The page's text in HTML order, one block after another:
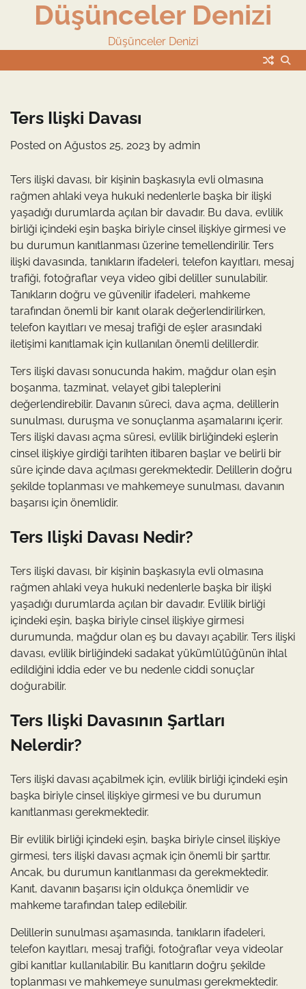
Düşünceler Denizi
Düşünceler Denizi
Ters Ilişki Davası
Posted on Ağustos 25, 2023 by admin
Ters ilişki davası, bir kişinin başkasıyla evli olmasına
rağmen ahlaki veya hukuki nedenlerle başka bir ilişki
yaşadığı durumlarda açılan bir davadır. Bu dava, evlilik
birliği içindeki eşin başka biriyle cinsel ilişkiye girmesi ve
bu durumun kanıtlanması üzerine temellendirilir. Ters
ilişki davasında, tanıkların ifadeleri, telefon kayıtları, mesaj
trafiği, fotoğraflar veya video gibi deliller sunulabilir.
Tanıkların doğru ve güvenilir ifadeleri, mahkeme
tarafından önemli bir kanıt olarak değerlendirilirken,
telefon kayıtları ve mesaj trafiği de eşler arasındaki
iletişimi kanıtlamak için kullanılan önemli delillerdir.
Ters ilişki davası sonucunda hakim, mağdur olan eşin
boşanma, tazminat, velayet gibi taleplerini
değerlendirebilir. Davanın süreci, dava açma, delillerin
sunulması, duruşma ve sonuçlanma aşamalarını içerir.
Ters ilişki davası açma süresi, evlilik birliğindeki eşlerin
cinsel ilişkiye girdiği tarihten itibaren başlar ve belirli bir
süre içinde dava açılması gerekmektedir. Delillerin doğru
şekilde toplanması ve mahkemeye sunulması, davanın
başarısı için önemlidir.
Ters Ilişki Davası Nedir?
Ters ilişki davası, bir kişinin başkasıyla evli olmasına
rağmen ahlaki veya hukuki nedenlerle başka bir ilişki
yaşadığı durumlarda açılan bir davadır. Evlilik birliği
içindeki eşin, başka biriyle cinsel ilişkiye girmesi
durumunda, mağdur olan eş bu davayı açabilir. Ters ilişki
davası, evlilik birliğindeki sadakat yükümlülüğünün ihlal
edildiğini iddia eder ve bu nedenle ciddi sonuçlar
doğurabilir.
Ters Ilişki Davasının Şartları
Nelerdir?
Ters ilişki davası açabilmek için, evlilik birliği içindeki eşin
başka biriyle cinsel ilişkiye girmesi ve bu durumun
kanıtlanması gerekmektedir.
Bir evlilik birliği içindeki eşin, başka biriyle cinsel ilişkiye
girmesi, ters ilişki davası açmak için önemli bir şarttır.
Ancak, bu durumun kanıtlanması da gerekmektedir.
Kanıt, davanın başarısı için oldukça önemlidir ve
mahkeme tarafından talep edilebilir.
Delillerin sunulması aşamasında, tanıkların ifadeleri,
telefon kayıtları, mesaj trafiği, fotoğraflar veya videolar
gibi kanıtlar kullanılabilir. Bu kanıtların doğru şekilde
toplanması ve mahkemeye sunulması gerekmektedir.